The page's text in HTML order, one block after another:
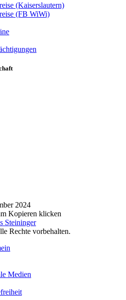
(Kaiserslautern)
(FB WiWi)
2024
Kopieren klicken
Steininger
Rechte vorbehalten.
Medien